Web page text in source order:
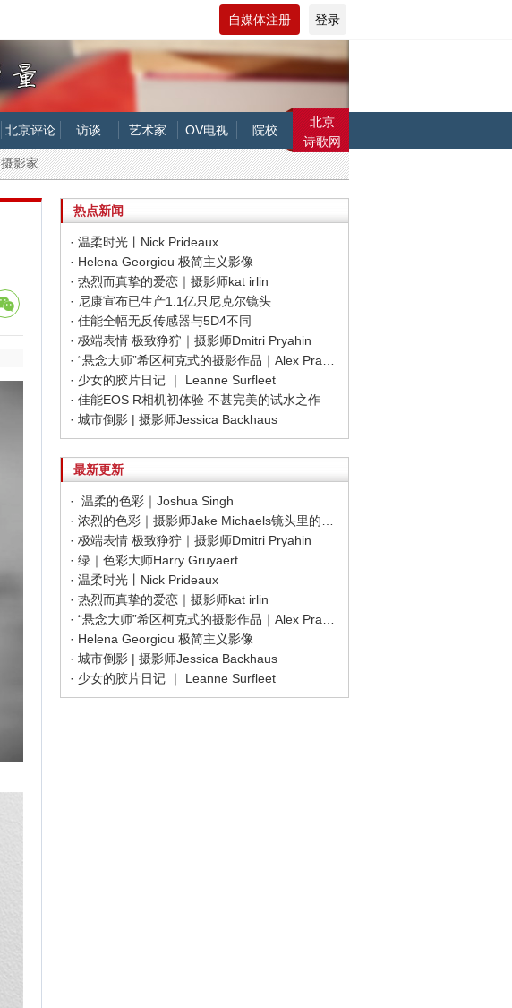
自媒体注册 登录
北京评论 访谈 艺术家 OV电视 院校
北京
诗歌网
摄影家
热点新闻
· 温柔时光丨Nick Prideaux
· Helena Georgiou 极简主义影像
· 热烈而真挚的爱恋｜摄影师kat irlin
· 尼康宣布已生产1.1亿只尼克尔镜头
· 佳能全幅无反传感器与5D4不同
· 极端表情 极致狰狞｜摄影师Dmitri Pryahin
· 少女的胶片日记 ｜ Leanne Surfleet
· 佳能EOS R相机初体验 不甚完美的试水之作
· 城市倒影 | 摄影师Jessica Backhaus
最新更新
· 温柔的色彩｜Joshua Singh
· 极端表情 极致狰狞｜摄影师Dmitri Pryahin
· 绿｜色彩大师Harry Gruyaert
· 温柔时光丨Nick Prideaux
· 热烈而真挚的爱恋｜摄影师kat irlin
· Helena Georgiou 极简主义影像
· 城市倒影 | 摄影师Jessica Backhaus
· 少女的胶片日记 ｜ Leanne Surfleet